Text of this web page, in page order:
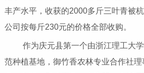
丰产水平，收获的2000多斤三叶青被
公司按每斤230元的价格全部收购。
作为庆元县第一个由浙江理工大学
范种植基地，御竹香农林专业合作社